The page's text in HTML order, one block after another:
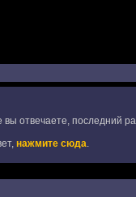
вы отвечаете, последний
нажмите сюда.